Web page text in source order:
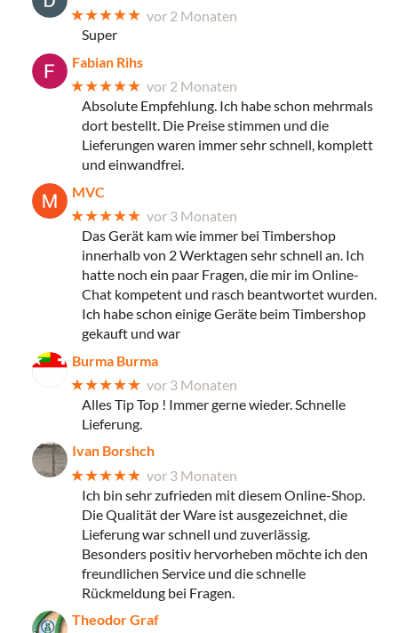
★★★★★ vor 2 Monaten
Super
Fabian Rihs
★★★★★ vor 2 Monaten
Absolute Empfehlung. Ich habe schon mehrmals
dort bestellt. Die Preise stimmen und die
Lieferungen waren immer sehr schnell, komplett
und einwandfrei.
MVC
★★★★★ vor 3 Monaten
Das Gerät kam wie immer bei Timbershop
innerhalb von 2 Werktagen sehr schnell an. Ich
hatte noch ein paar Fragen, die mir im Online-
Chat kompetent und rasch beantwortet wurden.
Ich habe schon einige Geräte beim Timbershop
gekauft und war
Burma Burma
★★★★★ vor 3 Monaten
Alles Tip Top ! Immer gerne wieder. Schnelle
Lieferung.
Ivan Borshch
★★★★★ vor 3 Monaten
Ich bin sehr zufrieden mit diesem Online-Shop.
Die Qualität der Ware ist ausgezeichnet, die
Lieferung war schnell und zuverlässig.
Besonders positiv hervorheben möchte ich den
freundlichen Service und die schnelle
Rückmeldung bei Fragen.
Theodor Graf